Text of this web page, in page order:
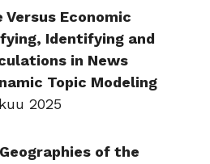
Versus Economic
Identifying and
in News
Topic Modeling
2025
of the